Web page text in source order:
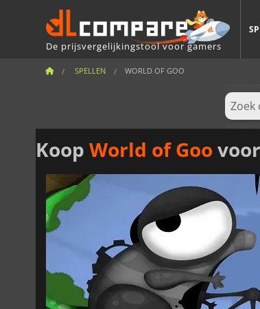
De prijsvergelijkingstool voor gamers
SPELLEN WORLD OF GOO
Koop World of Goo